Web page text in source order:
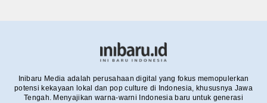
Inibaru Media adalah perusahaan digital yang fokus memopulerkan
potensi kekayaan lokal dan pop culture di Indonesia, khususnya Jawa
Tengah. Menyajikan warna-warni Indonesia baru untuk generasi